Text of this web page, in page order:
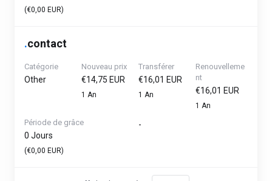
(€0,00 EUR)
.contact
Catégorie
Other
Nouveau prix
€14,75 EUR
1 An
Transférer
€16,01 EUR
1 An
Renouvelleme
nt
€16,01 EUR
1 An
Période de grâce
0 Jours
(€0,00 EUR)
-